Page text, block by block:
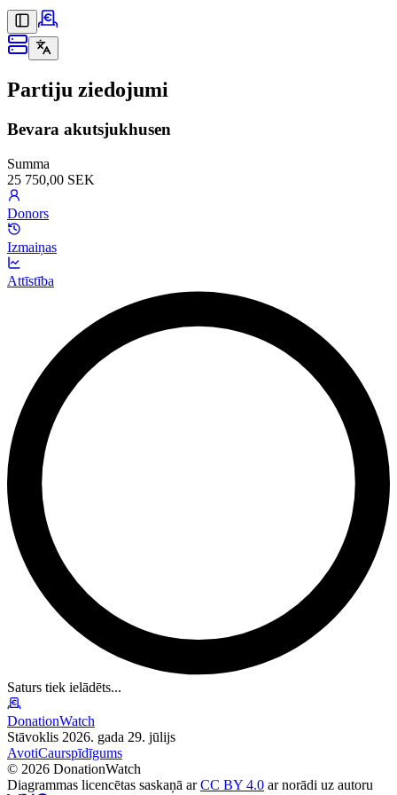
Partiju ziedojumi
Bevara akutsjukhusen
Summa
25 750,00 SEK
Donors
Izmaiņas
Attīstība
Saturs tiek ielādēts...
DonationWatch
Stāvoklis 2026. gada 29. jūlijs
AvotiCaurspīdīgums
© 2026 DonationWatch
Diagrammas licencētas saskaņā arCC BY 4.0 ar norādi uz autoru